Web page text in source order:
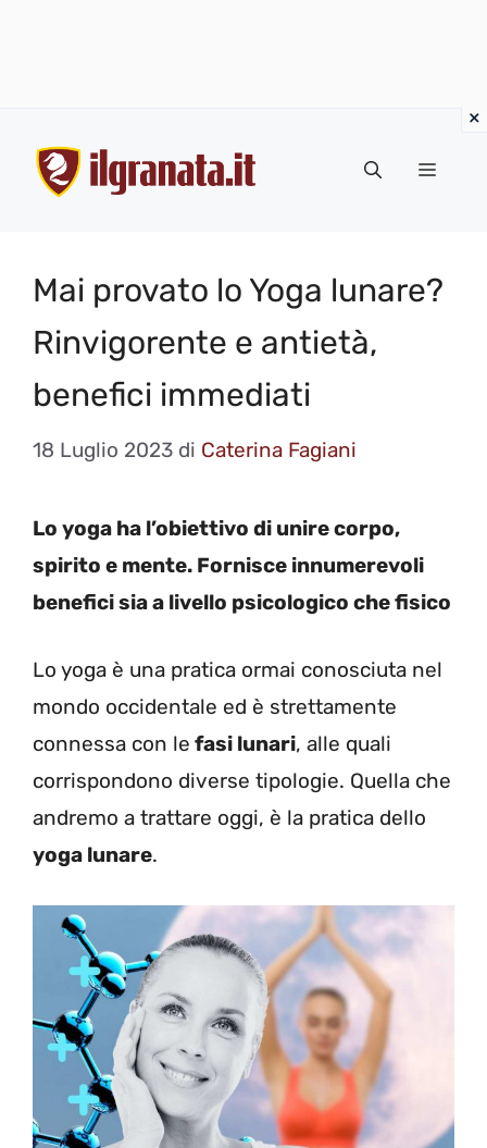
contenuto
Menu
Mai provato lo Yoga lunare?
Rinvigorente e antietà,
benefici immediati
18 Luglio 2023 di Caterina Fagiani
Lo yoga ha l’obiettivo di unire corpo,
spirito e mente. Fornisce innumerevoli
benefici sia a livello psicologico che fisico
Lo yoga è una pratica ormai conosciuta nel
mondo occidentale ed è strettamente
connessa con le fasi lunari, alle quali
corrispondono diverse tipologie. Quella che
andremo a trattare oggi, è la pratica dello
yoga lunare.